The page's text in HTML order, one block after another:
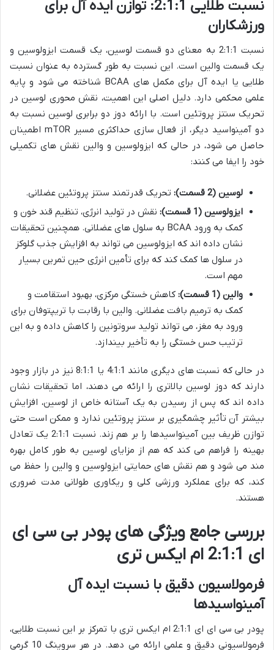
نسبت طلایی 2:1:1: توازن ایده آل برای
ورزشکاران
نسبت 2:1:1 به معنای دو قسمت لوسین، یک قسمت ایزولوسین و
یک قسمت والین است. این نسبت به طور گسترده به عنوان نسبت
طلایی یا ایده آل برای مکمل های BCAA شناخته می شود و پایه
علمی محکمی دارد. دلیل اصلی این اهمیت، نقش محوری لوسین در
تحریک سنتز پروتئین است. با ارائه دوز دو برابری لوسین نسبت به
دو آمینواسید دیگر، از فعال سازی حداکثری مسیر mTOR اطمینان
حاصل می شود، در حالی که ایزولوسین و والین نقش های تکمیلی
خود را ایفا می کنند:
لوسین (2 قسمت):
تحریک قدرتمند سنتز پروتئین عضلانی.
ایزولوسین (1 قسمت):
نقش در تولید انرژی، تنظیم قند خون و
کمک به ورود BCAA به سلول های عضلانی. همچنین تحقیقات
نشان داده اند که ایزولوسین می تواند به افزایش جذب گلوکز
در سلول ها کمک کند که برای تأمین انرژی حین تمرین بسیار
مهم است.
والین (1 قسمت):
کاهش خستگی مرکزی، بهبود استقامت و
کمک به ترمیم بافت عضلانی. والین با رقابت با تریپتوفان برای
ورود به مغز، می تواند تولید سروتونین را کاهش داده و به این
ترتیب حس خستگی را به تأخیر بیندازد.
در حالی که نسبت های دیگری مانند 4:1:1 یا 8:1:1 نیز در بازار وجود
دارند که دوز لوسین بالاتری را ارائه می دهند، اما تحقیقات نشان
داده اند که پس از رسیدن به یک آستانه خاص از لوسین، افزایش
بیشتر آن تأثیر چشمگیری بر سنتز پروتئین ندارد و ممکن است حتی
توازن ظریف بین آمینواسیدها را بر هم زند. نسبت 2:1:1 یک تعادل
بهینه را فراهم می کند که هم از مزایای لوسین به طور کامل بهره
مند می شود و هم نقش های حمایتی ایزولوسین و والین را حفظ می
کند، که برای عملکرد ورزشی کلی و ریکاوری طولانی مدت ضروری
هستند.
بررسی جامع ویژگی های پودر بی سی ای
ای 2:1:1 ام ایکس تری
فرمولاسیون دقیق با نسبت ایده آل
آمینواسیدها
پودر بی سی ای ای 2:1:1 ام ایکس تری با تمرکز بر این نسبت طلایی،
فرمولاسیونی دقیق و علمی ارائه می دهد. در هر سروینگ 10 گرمی